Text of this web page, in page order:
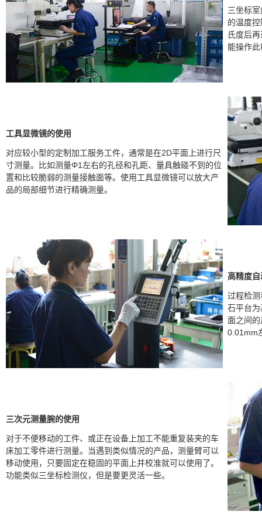
三坐标
的温度
氏度后
能操作
工具显微镜的使用
对应较小型的定制加工服务工件，通常是在2D平面上进行尺
寸测量。比如测量Φ1左右的孔径和孔距、量具触碰不到的位
置和比较脆弱的测量接触面等。使用工具显微镜可以放大产
品的局部细节进行精确测量。
高精度
过程检
石平台
面之间
0.01mm
三次元测量腕的使用
对于不便移动的工件、或正在设备上加工不能重复装夹的车
床加工零件进行测量。当遇到类似情况的产品，测量臂可以
移动使用，只要固定在稳固的平面上并校准就可以使用了。
功能类似三坐标检测仪，但是要更灵活一些。